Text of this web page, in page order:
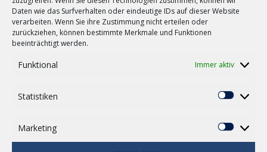
Daten wie das Surfverhalten oder eindeutige IDs auf dieser Website
verarbeiten. Wenn Sie ihre Zustimmung nicht erteilen oder
zurückziehen, können bestimmte Merkmale und Funktionen
beeinträchtigt werden.
Funktional Immer aktiv
Statistiken
Marketing
byChristusnews inKirche-Oldenburg
Nienhagen/Kr. Celle (epd). Mit einer
evangelische Pastor Uwe Schmidt-Seffers aus
Landwirten gegen eine Edeka-Kampagne
er das Edeka-Plakat «Nienhagen hat einen Preis